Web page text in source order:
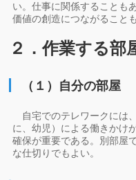
い。仕事に関係することも
価値の創造につながること
２．作業する部
（１）自分の部屋
自宅でのテレワークには
に、幼児）による働きかけ
確保が重要である。別部屋
な仕切りでもよい。